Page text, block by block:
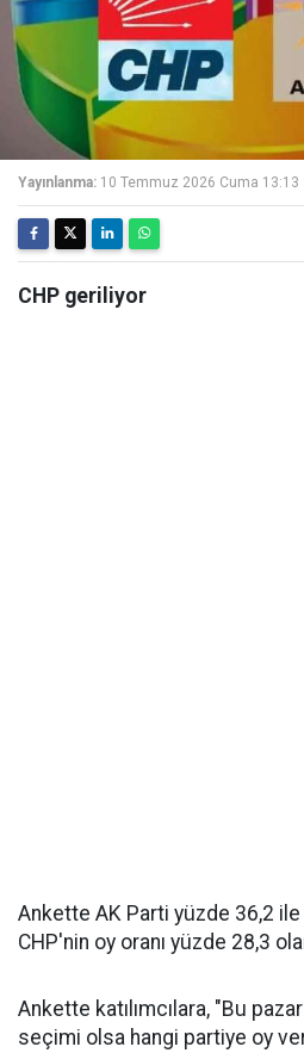
Yayınlanma: 10 Temmuz 2026 Cuma 13:13
CHP geriliyor
Ankette AK Parti yüzde 36,2 ile
CHP'nin oy oranı yüzde 28,3
Ankette katılımcılara, "Bu
seçimi olsa hangi partiye oy